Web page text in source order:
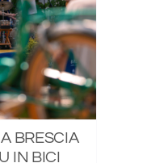
BRESCIA
IN BICI